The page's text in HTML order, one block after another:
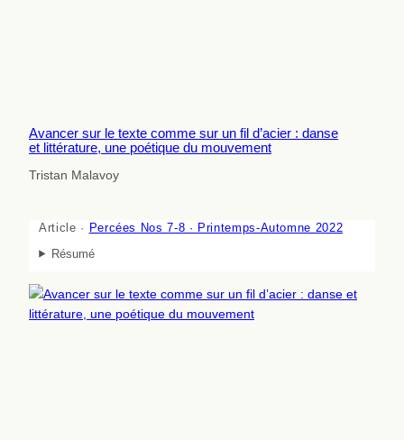
Avancer sur le texte comme sur un fil d’acier : danse
et littérature, une poétique du mouvement
Tristan Malavoy
Article · Percées Nos 7-8 · Printemps-Automne 2022
Résumé